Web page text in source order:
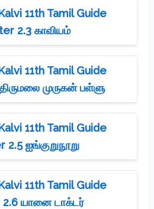
11th Tamil Guide
2.3 காவியம்
11th Tamil Guide
முருகன் பள்ளு
11th Tamil Guide
2.5 ஐங்குறுநூறு
11th Tamil Guide
2.6 யானை டாக்டர்